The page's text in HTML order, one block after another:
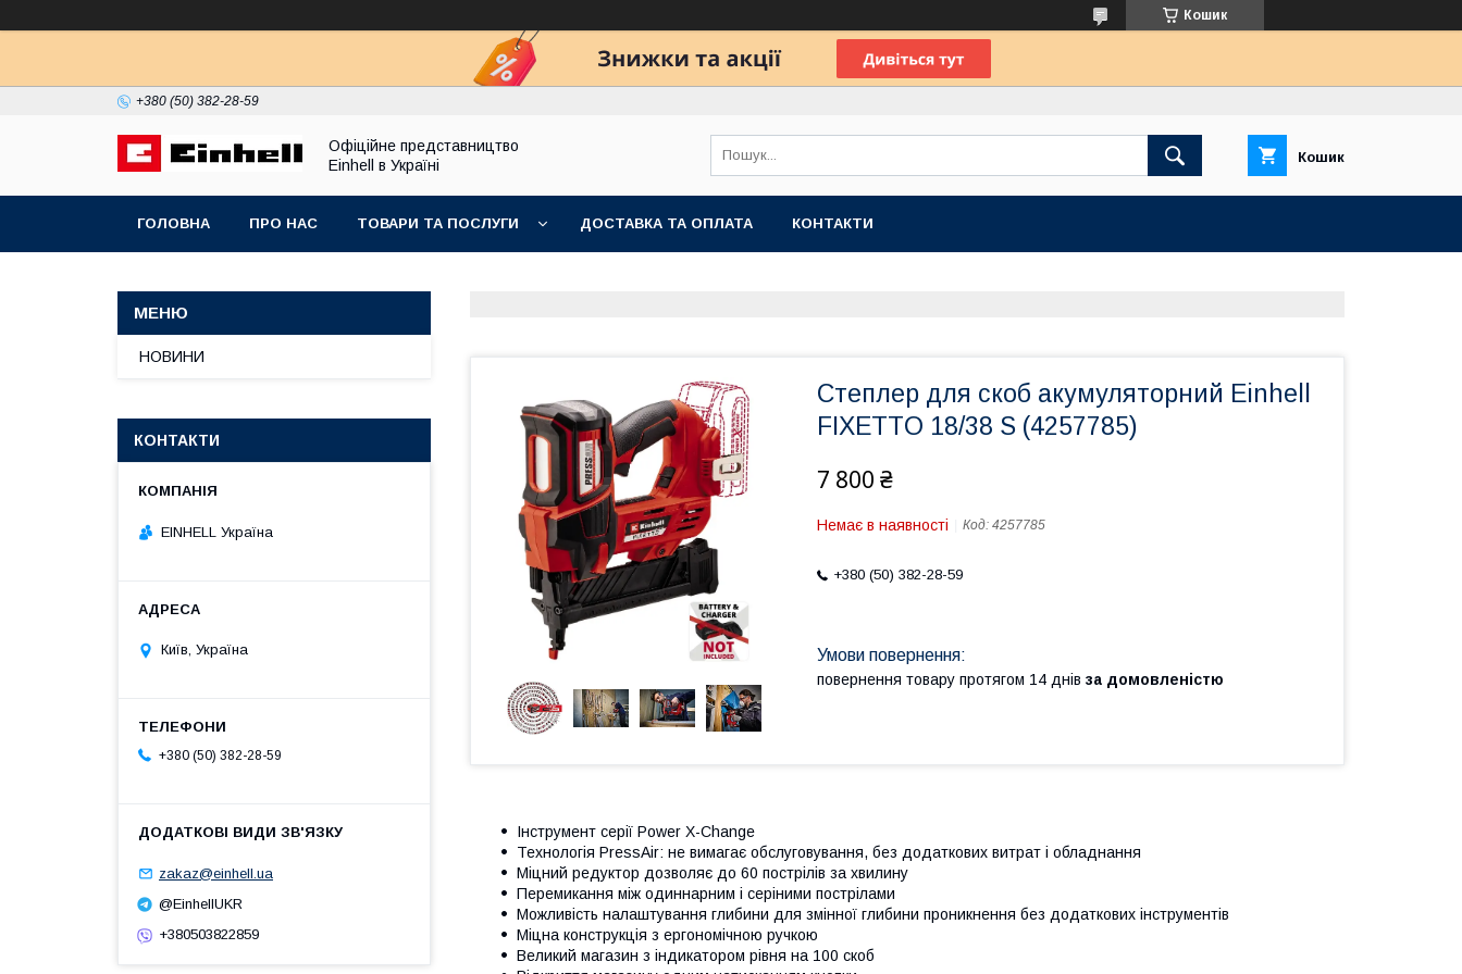
Кошик
+380 (50) 382-28-59
Офіційне представництво
Einhell в Україні
Кошик
ГОЛОВНА ПРО НАС ТОВАРИ ТА ПОСЛУГИ ДОСТАВКА ТА ОПЛАТА КОНТАКТИ
Степлер для скоб акумуляторний Einhell
FIXETTO 18/38 S (4257785)
7 800 ₴
Немає в наявності Код: 4257785
+380 (50) 382-28-59
повернення товару протягом 14 днів за домовленістю
Інструмент серії Power X-Change
Технологія PressAir: не вимагає обслуговування, без додаткових витрат і обладнання
Міцний редуктор дозволяє до 60 пострілів за хвилину
Перемикання між одиннарним і серіними пострілами
Можливість налаштування глибини для змінної глибини проникнення без додаткових інструментів
Міцна конструкція з ергономічною ручкою
Великий магазин з індикатором рівня на 100 скоб
НОВИНИ
КОНТАКТИ
EINHELL Україна
Київ, Україна
+380 (50) 382-28-59
zakaz@einhell.ua
@EinhellUKR
+380503822859